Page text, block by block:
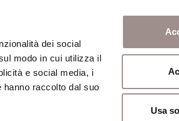
dei social
modo in cui utilizza il
e social media, i
raccolto dal suo
Usa
Religiosi